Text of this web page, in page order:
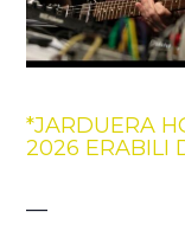
*JARDUERA
2026 ERABILI